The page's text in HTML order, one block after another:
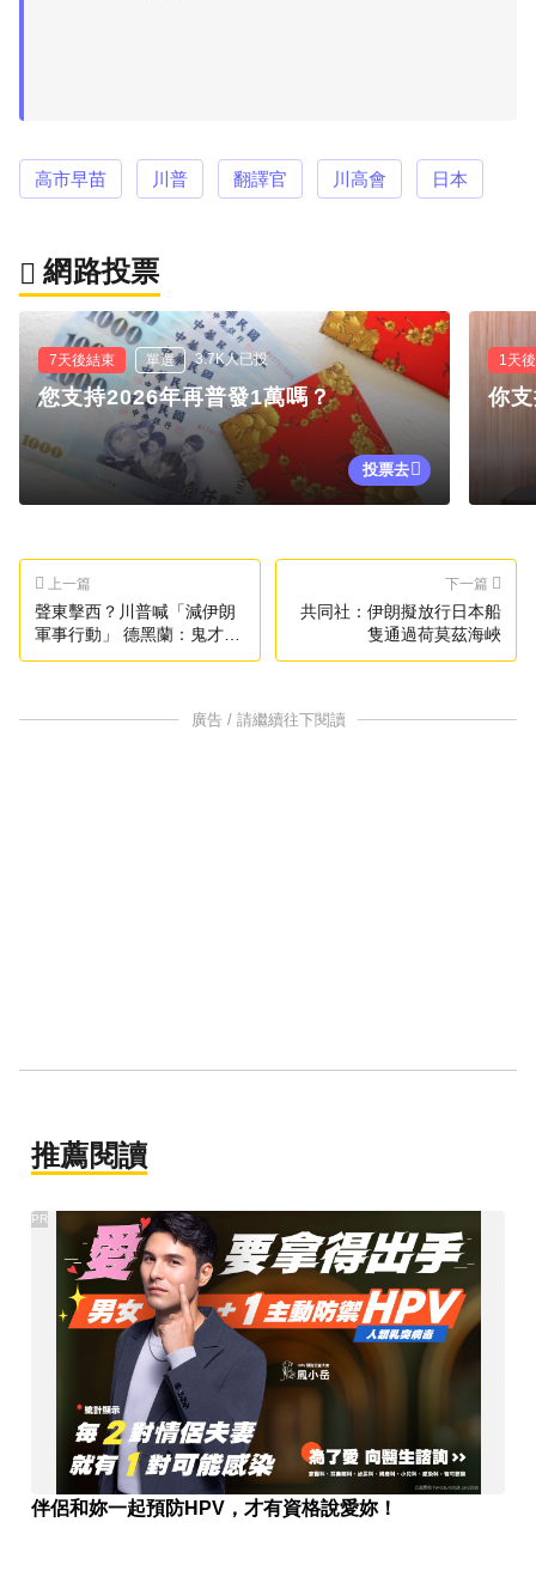
高市早苗 川普 翻譯官 川高會 日本
網路投票
7天後結束 單選 3.7K人已投
您支持2026年再普發1萬嗎？
投票去
1天
你
上一篇
聲東擊西？川普喊「減伊朗
軍事行動」 德黑蘭：鬼才
信！
下一篇
共同社：伊朗擬放行日本船
隻通過荷莫茲海峽
廣告 / 請繼續往下閱讀
推薦閱讀
伴侶和妳一起預防HPV，才有資格說愛妳！
PR